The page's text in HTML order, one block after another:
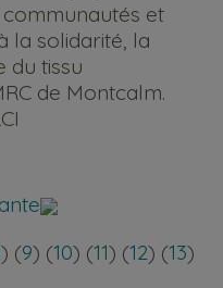
et
la solidarité, la
du tissu
de Montcalm.
) (9) (10) (11) (12) (13)